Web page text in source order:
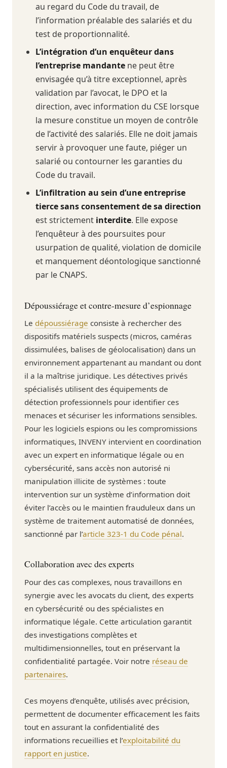
au regard du Code du travail, de
l’information préalable des salariés et du
test de proportionnalité.
L’intégration d’un enquêteur dans
l’entreprise mandante ne peut être
envisagée qu’à titre exceptionnel, après
validation par l’avocat, le DPO et la
direction, avec information du CSE lorsque
la mesure constitue un moyen de contrôle
de l’activité des salariés. Elle ne doit jamais
servir à provoquer une faute, piéger un
salarié ou contourner les garanties du
Code du travail.
L’infiltration au sein d’une entreprise
tierce sans consentement de sa direction
est strictement interdite. Elle expose
l’enquêteur à des poursuites pour
usurpation de qualité, violation de domicile
et manquement déontologique sanctionné
par le CNAPS.
Dépoussiérage et contre-mesure d’espionnage
Le dépoussiérage consiste à rechercher des
dispositifs matériels suspects (micros, caméras
dissimulées, balises de géolocalisation) dans un
environnement appartenant au mandant ou dont
il a la maîtrise juridique. Les détectives privés
spécialisés utilisent des équipements de
détection professionnels pour identifier ces
menaces et sécuriser les informations sensibles.
Pour les logiciels espions ou les compromissions
informatiques, INVENY intervient en coordination
avec un expert en informatique légale ou en
cybersécurité, sans accès non autorisé ni
manipulation illicite de systèmes : toute
intervention sur un système d’information doit
éviter l’accès ou le maintien frauduleux dans un
système de traitement automatisé de données,
sanctionné par l’article 323-1 du Code pénal.
Collaboration avec des experts
Pour des cas complexes, nous travaillons en
synergie avec les avocats du client, des experts
en cybersécurité ou des spécialistes en
informatique légale. Cette articulation garantit
des investigations complètes et
multidimensionnelles, tout en préservant la
confidentialité partagée. Voir notre réseau de
partenaires.
Ces moyens d’enquête, utilisés avec précision,
permettent de documenter efficacement les faits
tout en assurant la confidentialité des
informations recueillies et l’exploitabilité du
rapport en justice.